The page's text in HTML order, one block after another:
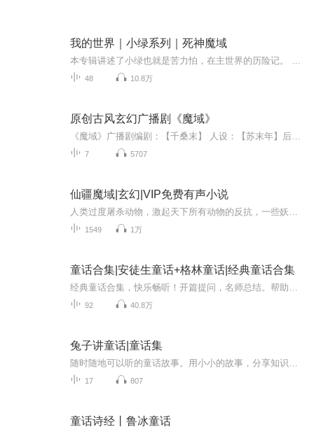
我的世界｜小绿系列｜死神魔域
48 10.8万
原创古风玄幻广播剧《魔域》
7 5707
仙疆魔域|玄幻|VIP免费有声小说
1549 1万
童话合集|安徒生童话+格林童话|经典童话合集
92 40.8万
兔子讲童话|童话集
17 807
童话诗经丨鲁冰童话